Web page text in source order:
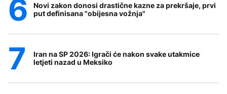
Novi zakon donosi drastične kazne za prekršaje, prvi
put definisana "obijesna vožnja"
Iran na SP 2026: Igrači će nakon svake utakmice
letjeti nazad u Meksiko